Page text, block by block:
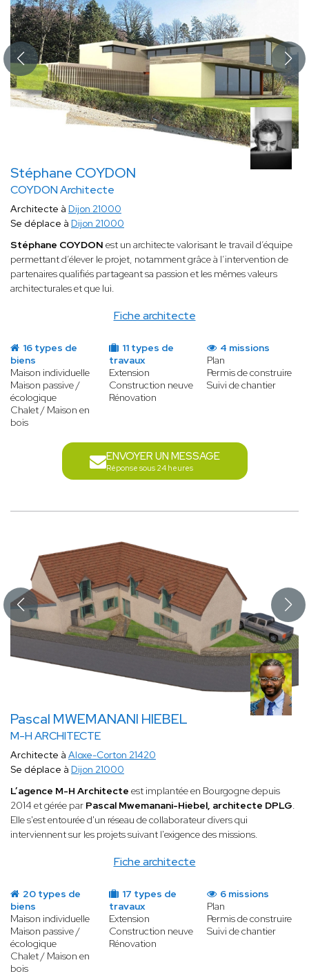
Stéphane COYDON
COYDON Architecte
Fiche architecte
Architecte à Dijon 21000
Se déplace à Dijon 21000
Stéphane COYDON est un architecte valorisant le travail d’équipe
permettant d’élever le projet, notamment grâce à l’intervention de
partenaires qualifiés partageant sa passion et les mêmes valeurs
architecturales et que lui.
16 types de
biens
Maison individuelle
Maison passive /
écologique
Chalet / Maison en
bois
11 types de
travaux
Extension
Construction neuve
Rénovation
4 missions
Plan
Permis de construire
Suivi de chantier
ENVOYER UN MESSAGE
Réponse sous 24 heures
Pascal MWEMANANI HIEBEL
M-H ARCHITECTE
Fiche architecte
Architecte à Aloxe-Corton 21420
Se déplace à Dijon 21000
L’agence M-H Architecte est implantée en Bourgogne depuis
2014 et gérée par Pascal Mwemanani-Hiebel, architecte DPLG.
Elle s'est entourée d'un réseau de collaborateur divers qui
interviennent sur les projets suivant l'exigence des missions.
20 types de
biens
Maison individuelle
Maison passive /
écologique
Chalet / Maison en
bois
17 types de
travaux
Extension
Construction neuve
Rénovation
6 missions
Plan
Permis de construire
Suivi de chantier